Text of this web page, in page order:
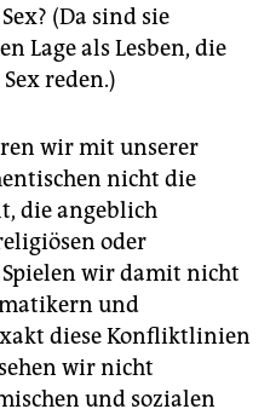
(Da sind sie
Lage als Lesben, die
reden.)
wir mit unserer
nicht die
die angeblich
oder
wir damit nicht
und
diese Konfliktlinien
wir nicht
und sozialen